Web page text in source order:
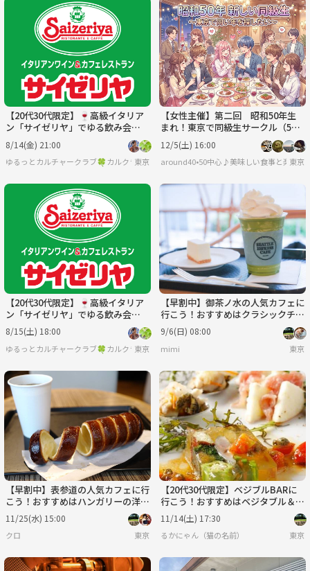
【20代30代限定】🍷高級イタリア
ン「サイゼリヤ」でゆる飲み会🇮🇹
🍕
8/14(金) 21:00
ゆるっとカルチャークラブ🍀カルクラ🍀
東京
【女性主催】第二回 昭和50年生
まれ！東京で同級生サークル（50
年4月～51年3月生）結成イベント
♪新同級生♪
12/5(土) 16:00
around40•50中心♪美味しい食事と楽しい
東京
【20代30代限定】🍷高級イタリア
ン「サイゼリヤ」でゆる飲み会🇮🇹
🍕
8/15(土) 18:00
ゆるっとカルチャークラブ🍀カルクラ🍀
東京
【早割中】御茶ノ水の人気カフェに
行こう！おすすめはクラシックチョ
コレートケーキ🌸🌸🌸
9/6(日) 08:00
mimi 東京
【早割中】表参道の人気カフェに行
こう！おすすめはハンガリーの洋菓
子🦊🦊🦊
11/25(水) 15:00
クロ 東京
【20代30代限定】ベジブルBARに
行こう！おすすめはベジタブル＆テ
キーラのカクテル🎈🎈
11/14(土) 17:30
るかにゃん（猫の名前） 東京